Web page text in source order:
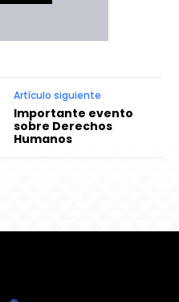
Artículo siguiente
Importante evento
sobre Derechos
Humanos